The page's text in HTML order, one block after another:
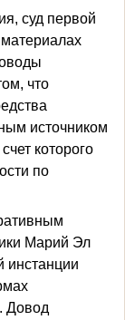
суд первой
материалах
что
источником
которого
по
Марий Эл
инстанции
Довод